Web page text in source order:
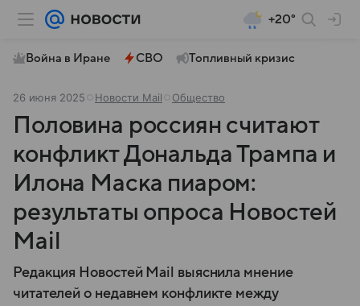
+20°
Война в Иране СВО Топливный кризис
26 июня 2025 Новости Mail Общество
Половина россиян считают
конфликт Дональда Трампа и
Илона Маска пиаром:
результаты опроса Новостей
Mail
Редакция Новостей Mail выяснила мнение
читателей о недавнем конфликте между